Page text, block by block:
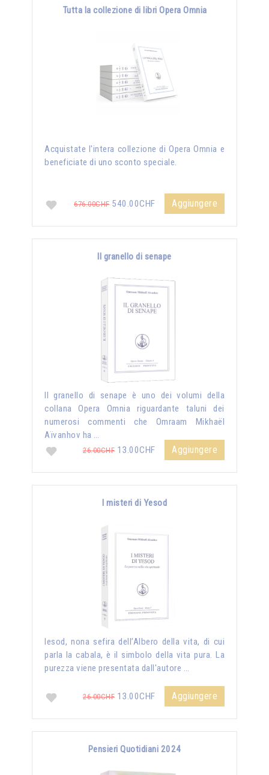
Tutta la collezione di libri Opera Omnia
Acquistate l'intera collezione di Opera Omnia e
beneficiate di uno sconto speciale.
676.00CHF540.00CHF Aggiungere
Il granello di senape
Il granello di senape è uno dei volumi della
collana Opera Omnia riguardante taluni dei
numerosi commenti che Omraam Mikhaël
Aïvanhov ha …
26.00CHF 13.00CHF Aggiungere
I misteri di Yesod
Iesod, nona sefira dell’Albero della vita, di cui
parla la cabala, è il simbolo della vita pura. La
purezza viene presentata dall'autore …
26.00CHF 13.00CHF Aggiungere
Pensieri Quotidiani 2024